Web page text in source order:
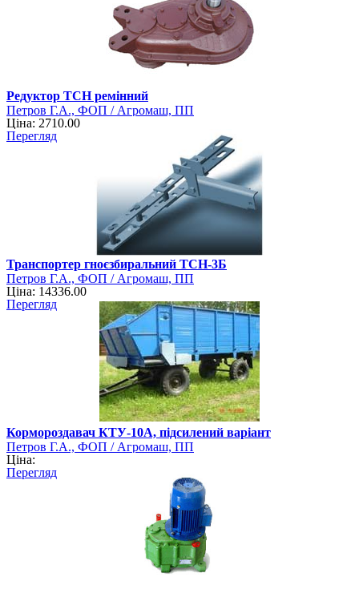
Редуктор ТСН ремінний
Петров Г.А., ФОП / Агромаш, ПП
Ціна: 2710.00
Перегляд
Транспортер гноєзбиральний ТСН-3Б
Петров Г.А., ФОП / Агромаш, ПП
Ціна: 14336.00
Перегляд
Кормороздавач КТУ-10А, підсилений варіант
Петров Г.А., ФОП / Агромаш, ПП
Ціна:
Перегляд